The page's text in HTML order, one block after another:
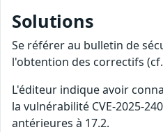
Solutions
Se référer au bulletin de
l'obtention des correctifs
L'éditeur indique avoir
la vulnérabilité CVE-2025-
antérieures à 17.2.